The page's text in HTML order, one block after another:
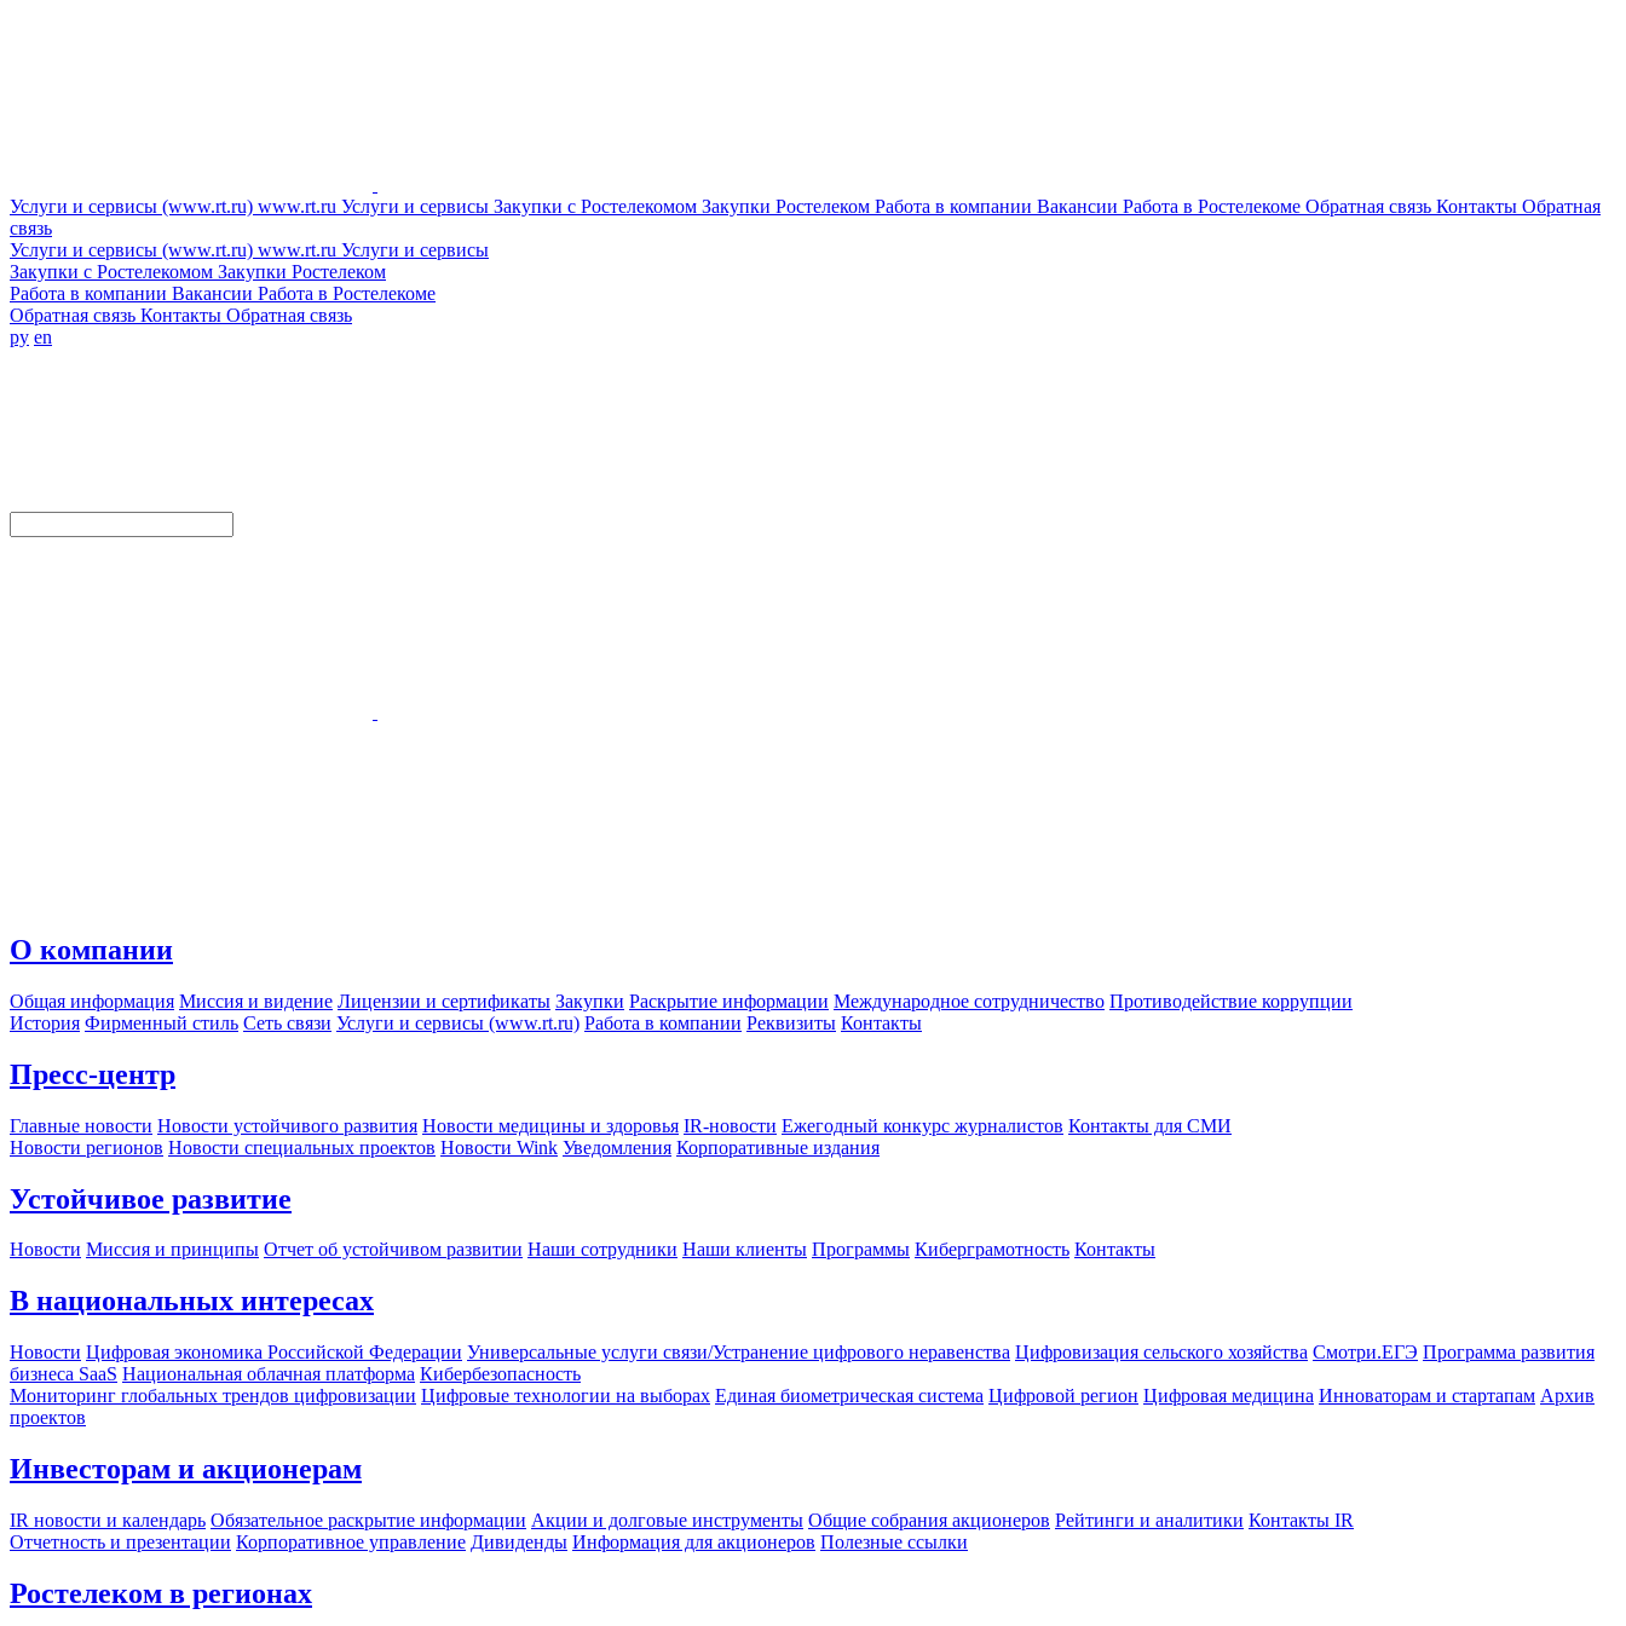
Услуги и сервисы (www.rt.ru) www.rt.ru Услуги и сервисы Закупки с Ростелекомом Закупки Ростелеком Работа в компании Вакансии Работа в Ростелекоме Обратная связь Контакты Обратная
связь
Услуги и сервисы (www.rt.ru) www.rt.ru Услуги и сервисы
Закупки с Ростелекомом Закупки Ростелеком
Работа в компании Вакансии Работа в Ростелекоме
Обратная связь Контакты Обратная связь
ру en
О компании
Общая информация Миссия и видение Лицензии и сертификаты Закупки Раскрытие информации Международное сотрудничество Противодействие коррупции
История Фирменный стиль Сеть связи Услуги и сервисы (www.rt.ru) Работа в компании Реквизиты Контакты
Пресс-центр
Главные новости Новости устойчивого развития Новости медицины и здоровья IR-новости Ежегодный конкурс журналистов Контакты для СМИ
Новости регионов Новости специальных проектов Новости Wink Уведомления Корпоративные издания
Устойчивое развитие
Новости Миссия и принципы Отчет об устойчивом развитии Наши сотрудники Наши клиенты Программы Киберграмотность Контакты
В национальных интересах
Новости Цифровая экономика Российской Федерации Универсальные услуги связи/Устранение цифрового неравенства Цифровизация сельского хозяйства Смотри.ЕГЭ Программа развития
бизнеса SaaS Национальная облачная платформа Кибербезопасность
Мониторинг глобальных трендов цифровизации Цифровые технологии на выборах Единая биометрическая система Цифровой регион Цифровая медицина Инноваторам и стартапам Архив
проектов
Инвесторам и акционерам
IR новости и календарь Обязательное раскрытие информации Акции и долговые инструменты Общие собрания акционеров Рейтинги и аналитики Контакты IR
Отчетность и презентации Корпоративное управление Дивиденды Информация для акционеров Полезные ссылки
Ростелеком в регионах